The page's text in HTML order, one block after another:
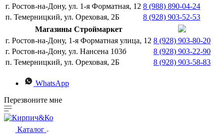
г. Ростов-на-Дону, ул. 1-я Форматная, 12 8 (988) 890-04-24
п. Темерницкий, ул. Ореховая, 2Б
8 (928) 903-52-53
Магазины Строймаркет
г. Ростов-на-Дону, 1-я Форматная улица, 12 8 (928) 903-80-20
г. Ростов-на-Дону, ул. Нансена 103б
8 (928) 903-22-90
п. Темерницкий, ул. Ореховая, 2Б
8 (928) 903-58-83
WhatsApp
Перезвоните мне
Каталог